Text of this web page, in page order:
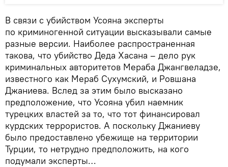
В связи с убийством Усояна эксперты
по криминогенной ситуации высказывали самые
разные версии. Наиболее распространенная
такова, что убийство Деда Хасана – дело рук
криминальных авторитетов Мераба Джангвеладзе,
известного как Мераб Сухумский, и Ровшана
Джаниева. Вслед за этим было высказано
предположение, что Усояна убил наемник
турецких властей за то, что тот финансировал
курдских террористов. А поскольку Джаниеву
было предоставлено убежище на территории
Турции, то нетрудно предположить, на кого
подумали эксперты…